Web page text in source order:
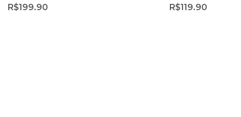
R$199.90 R$119.90